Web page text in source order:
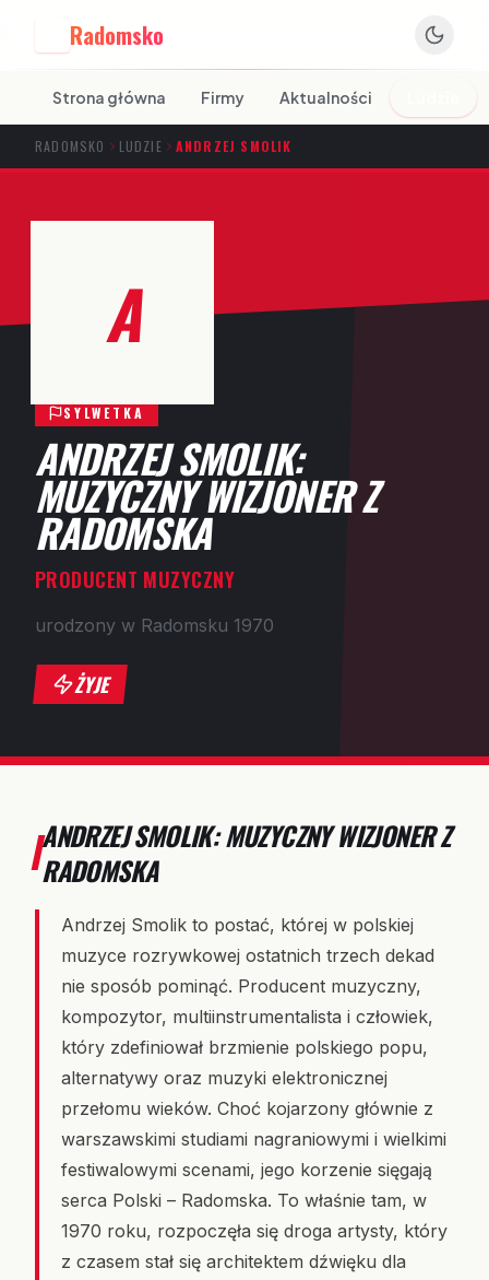
Radomsko
Strona główna Firmy Aktualności
RADOMSKO LUDZIE ANDRZEJ SMOLIK
A
SYLWETKA
ANDRZEJ SMOLIK:
MUZYCZNY WIZJONER Z
RADOMSKA
PRODUCENT MUZYCZNY
urodzony w Radomsku 1970
ŻYJE
ANDRZEJ SMOLIK: MUZYCZNY WIZJONER Z
RADOMSKA
Andrzej Smolik to postać, której w polskiej
muzyce rozrywkowej ostatnich trzech dekad
nie sposób pominąć. Producent muzyczny,
kompozytor, multiinstrumentalista i człowiek,
który zdefiniował brzmienie polskiego popu,
alternatywy oraz muzyki elektronicznej
przełomu wieków. Choć kojarzony głównie z
warszawskimi studiami nagraniowymi i wielkimi
festiwalowymi scenami, jego korzenie sięgają
serca Polski – Radomska. To właśnie tam, w
1970 roku, rozpoczęła się droga artysty, który
z czasem stał się architektem dźwięku dla